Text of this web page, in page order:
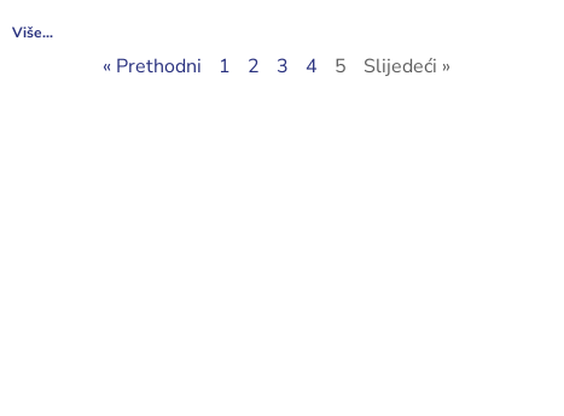
Više...
« Prethodni 1 2 3 4 5 Slijedeći »